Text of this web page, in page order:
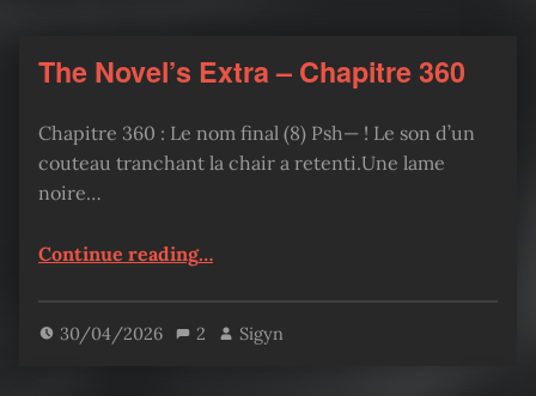
The Novel’s Extra – Chapitre 360
Chapitre 360 : Le nom final (8) Psh— ! Le son d’un
couteau tranchant la chair a retenti.Une lame
noire…
Continue reading“The Novel’s Extra – Chapitre 360”
…
30/04/2026 2 Sigyn